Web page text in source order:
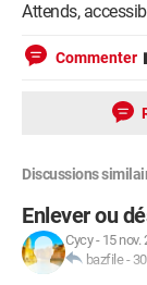
Attends,
Commenter
Discussions
Enlever ou
Cycy- 15 nov.
bazfile-